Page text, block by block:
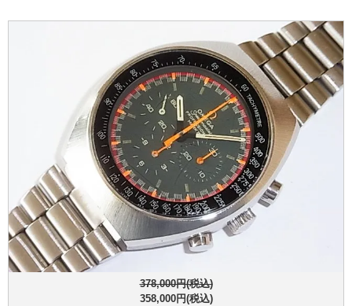
378,000円(税込)
358,000円(税込)